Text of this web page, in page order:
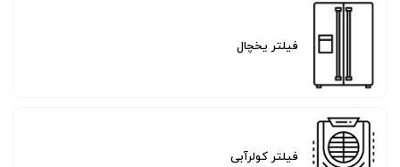
فیلتر یخچال
فیلتر کولرآبی